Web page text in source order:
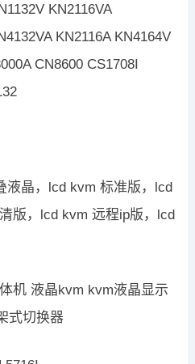
KN2116VA
KN2116A KN4164V
CN8600 CS1708I
液晶，lcd kvm 标准版，lcd
版，lcd kvm 远程ip版，lcd
机 液晶kvm kvm液晶显示
式切换器